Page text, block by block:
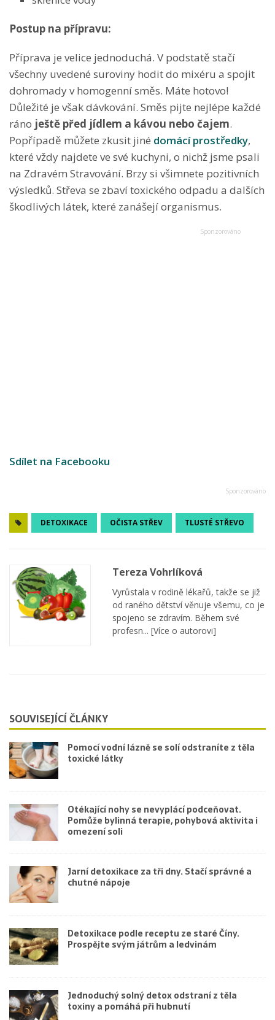
Postup na přípravu:
Příprava je velice jednoduchá. V podstatě stačí
všechny uvedené suroviny hodit do mixéru a spojit
dohromady v homogenní směs. Máte hotovo!
Důležité je však dávkování. Směs pijte nejlépe každé
ráno ještě před jídlem a kávou nebo čajem.
Popřípadě můžete zkusit jiné domácí prostředky,
které vždy najdete ve své kuchyni, o nichž jsme psali
na Zdravém Stravování. Brzy si všimnete pozitivních
výsledků. Střeva se zbaví toxického odpadu a dalších
škodlivých látek, které zanášejí organismus.
Sdílet na Facebooku
DETOXIKACE OČISTA STŘEV TLUSTÉ STŘEVO
Tereza Vohrlíková
Vyrůstala v rodině lékařů, takže se již
od raného dětství věnuje všemu, co je
spojeno se zdravím. Během své
profesn... [Více o autorovi]
SOUVISEJÍCÍ ČLÁNKY
Pomocí vodní lázně se solí odstraníte z těla
toxické látky
Otékající nohy se nevyplácí podceňovat.
Pomůže bylinná terapie, pohybová aktivita i
omezení soli
Jarní detoxikace za tři dny. Stačí správné a
chutné nápoje
Detoxikace podle receptu ze staré Číny.
Prospějte svým játrům a ledvinám
Jednoduchý solný detox odstraní z těla
toxiny a pomáhá při hubnutí